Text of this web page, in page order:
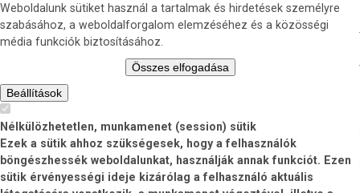
Weboldalunk sütiket használ a tartalmak és hirdetések személyre
szabásához, a weboldalforgalom elemzéséhez és a közösségi
média funkciók biztosításához.
Összes elfogadása
Beállítások
Nélkülözhetetlen, munkamenet (session) sütik
Ezek a sütik ahhoz szükségesek, hogy a felhasználók
böngészhessék weboldalunkat, használják annak funkciót. Ezen
sütik érvényességi ideje kizárólag a felhasználó aktuális